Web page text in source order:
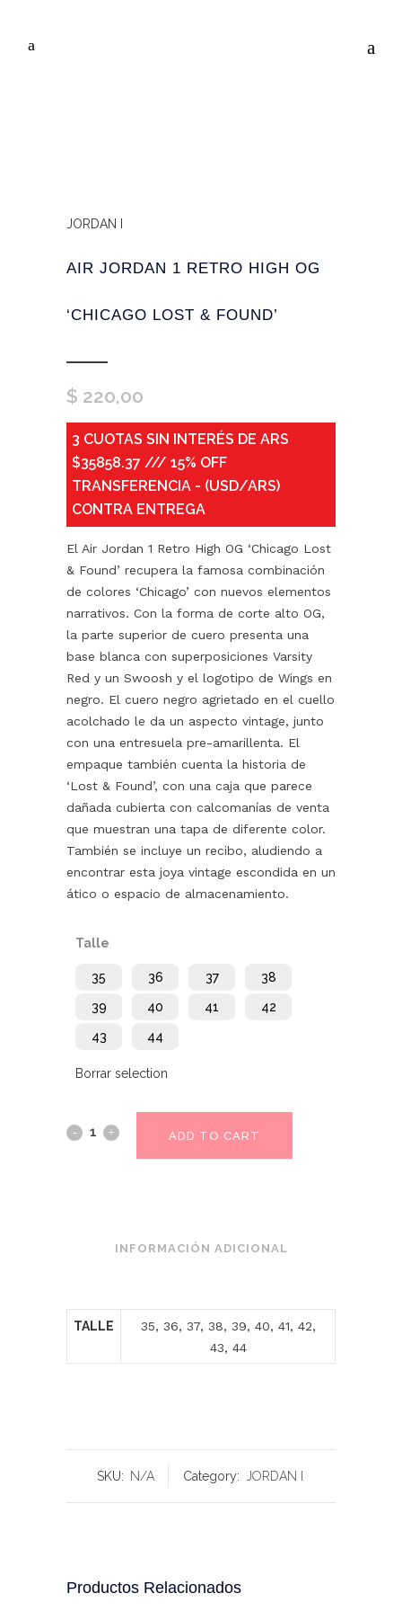
JORDAN I
AIR JORDAN 1 RETRO HIGH OG
‘CHICAGO LOST & FOUND’
$ 220,00
3 CUOTAS SIN INTERÉS DE ARS
$35858.37 /// 15% OFF
TRANSFERENCIA - (USD/ARS)
CONTRA ENTREGA
El Air Jordan 1 Retro High OG ‘Chicago Lost
& Found’ recupera la famosa combinación
de colores ‘Chicago’ con nuevos elementos
narrativos. Con la forma de corte alto OG,
la parte superior de cuero presenta una
base blanca con superposiciones Varsity
Red y un Swoosh y el logotipo de Wings en
negro. El cuero negro agrietado en el cuello
acolchado le da un aspecto vintage, junto
con una entresuela pre-amarillenta. El
empaque también cuenta la historia de
‘Lost & Found’, con una caja que parece
dañada cubierta con calcomanías de venta
que muestran una tapa de diferente color.
También se incluye un recibo, aludiendo a
encontrar esta joya vintage escondida en un
ático o espacio de almacenamiento.
Talle
35 36 37 38
39 40 41 42
43 44
Borrar selection
ADD TO CART
INFORMACIÓN ADICIONAL
TALLE
35, 36, 37, 38, 39, 40, 41, 42,
43, 44
SKU: N/A Category: JORDAN I
Productos Relacionados